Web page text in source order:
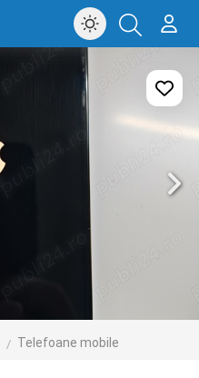
Telefoane mobile